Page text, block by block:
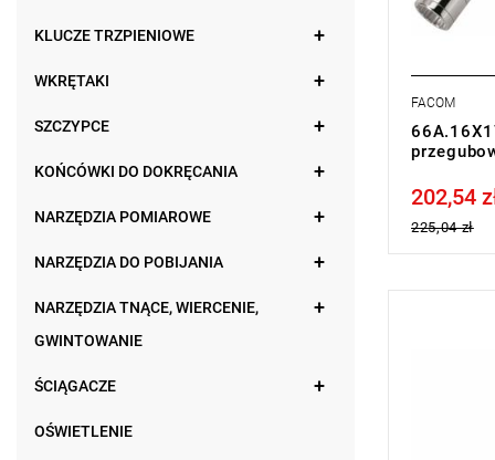
KLUCZE TRZPIENIOWE
WKRĘTAKI
SZCZYPCE
KOŃCÓWKI DO DOKRĘCANIA
NARZĘDZIA POMIAROWE
NARZĘDZIA DO POBIJANIA
NARZĘDZIA TNĄCE, WIERCENIE,
GWINTOWANIE
ŚCIĄGACZE
OŚWIETLENIE
FACOM
Price tax
202,54
225,04 zł